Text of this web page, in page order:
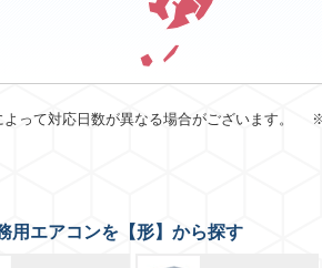
って対応日数が異なる場合がございます。
用エアコンを【形】から探す